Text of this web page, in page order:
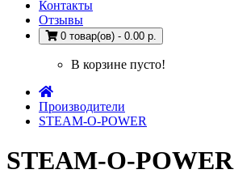
Контакты
Отзывы
0 товар(ов) - 0.00 р.
В корзине пусто!
Производители
STEAM-O-POWER
STEAM-O-POWER